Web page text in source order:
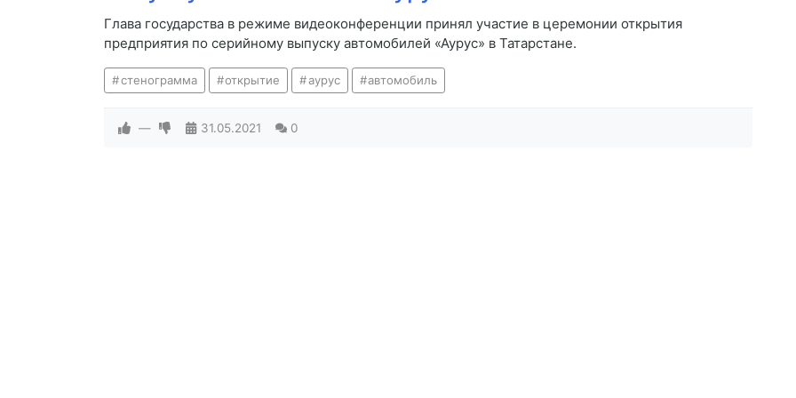
Глава государства в режиме видеоконференции принял участие в церемонии открытия
предприятия по серийному выпуску автомобилей «Аурус» в Татарстане.
стенограмма открытие аурус автомобиль
— 31.05.2021 0